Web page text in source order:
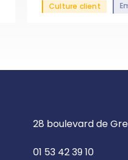
Culture client
28 boulevard de
01 53 42 39 10